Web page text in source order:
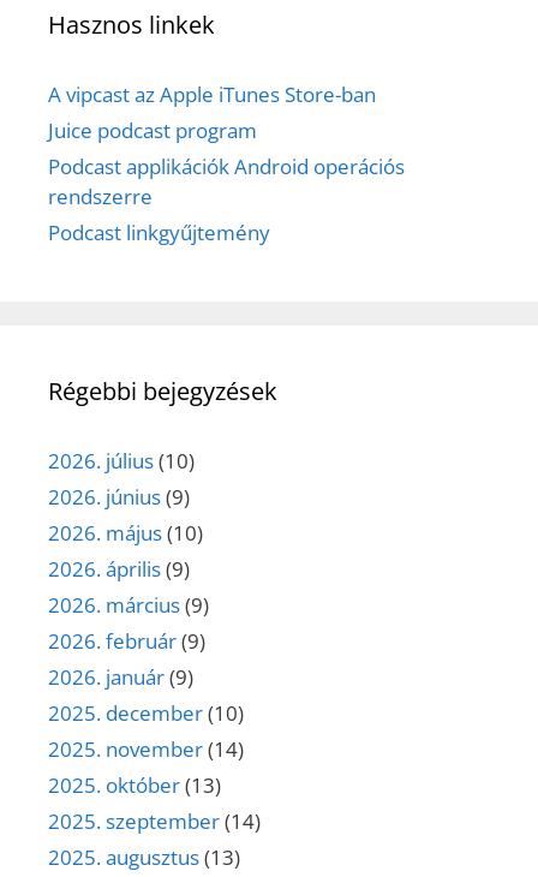
Hasznos linkek
A vipcast az Apple iTunes Store-ban
Juice podcast program
Podcast applikációk Android operációs
rendszerre
Podcast linkgyűjtemény
Régebbi bejegyzések
2026. július(10)
2026. június(9)
2026. május(10)
2026. április(9)
2026. március(9)
2026. február(9)
2026. január(9)
2025. december(10)
2025. november(14)
2025. október(13)
2025. szeptember(14)
2025. augusztus(13)